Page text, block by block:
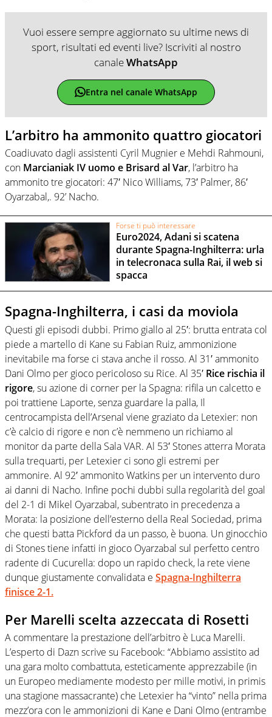
Vuoi essere sempre aggiornato su ultime news di
sport, risultati ed eventi live? Iscriviti al nostro
canaleWhatsApp
Entra nel canale WhatsApp
L’arbitro ha ammonito quattro giocatori
Coadiuvato dagli assistenti Cyril Mugnier e Mehdi Rahmouni,
con Marcianiak IV uomo e Brisard al Var, l’arbitro ha
ammonito tre giocatori: 47′ Nico Williams, 73′ Palmer, 86′
Oyarzabal,. 92’ Nacho.
Forse ti può interessare
Euro2024, Adani si scatena
durante Spagna-Inghilterra: urla
in telecronaca sulla Rai, il web si
spacca
Spagna-Inghilterra, i casi da moviola
Questi gli episodi dubbi. Primo giallo al 25′: brutta entrata col
piede a martello di Kane su Fabian Ruiz, ammonizione
inevitabile ma forse ci stava anche il rosso. Al 31′ ammonito
Dani Olmo per gioco pericoloso su Rice. Al 35′ Rice rischia il
rigore, su azione di corner per la Spagna: rifila un calcetto e
poi trattiene Laporte, senza guardare la palla, Il
centrocampista dell’Arsenal viene graziato da Letexier: non
c’è calcio di rigore e non c’è nemmeno un richiamo al
monitor da parte della Sala VAR. Al 53′ Stones atterra Morata
sulla trequarti, per Letexier ci sono gli estremi per
ammonire. Al 92′ ammonito Watkins per un intervento duro
ai danni di Nacho. Infine pochi dubbi sulla regolarità del goal
del 2-1 di Mikel Oyarzabal, subentrato in precedenza a
Morata: la posizione dell’esterno della Real Sociedad, prima
che questi batta Pickford da un passo, è buona. Un ginocchio
di Stones tiene infatti in gioco Oyarzabal sul perfetto centro
radente di Cucurella: dopo un rapido check, la rete viene
dunque giustamente convalidata e Spagna-Inghilterra
finisce 2-1.
Per Marelli scelta azzeccata di Rosetti
A commentare la prestazione dell’arbitro è Luca Marelli.
L’esperto di Dazn scrive su Facebook: “Abbiamo assistito ad
una gara molto combattuta, esteticamente apprezzabile (in
un Europeo mediamente modesto per mille motivi, in primis
una stagione massacrante) che Letexier ha “vinto” nella prima
mezz’ora con le ammonizioni di Kane e Dani Olmo (entrambe